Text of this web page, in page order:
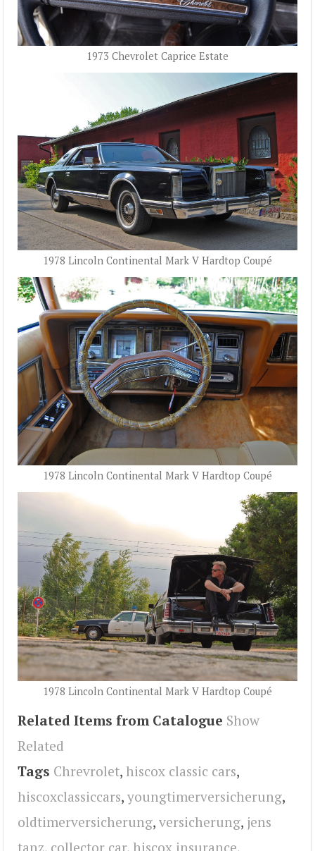
1973 Chevrolet Caprice Estate
1978 Lincoln Continental Mark V Hardtop Coupé
1978 Lincoln Continental Mark V Hardtop Coupé
1978 Lincoln Continental Mark V Hardtop Coupé
Related Items from Catalogue Show
Related
Tags Chrevrolet, hiscox classic cars,
hiscoxclassiccars, youngtimerversicherung,
oldtimerversicherung, versicherung, jens
tanz, collector car, hiscox insurance,